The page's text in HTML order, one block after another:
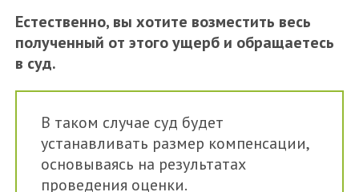
Естественно, вы хотите возместить весь
полученный от этого ущерб и обращаетесь
в суд.
В таком случае суд будет
устанавливать размер компенсации,
основываясь на результатах
проведения оценки.